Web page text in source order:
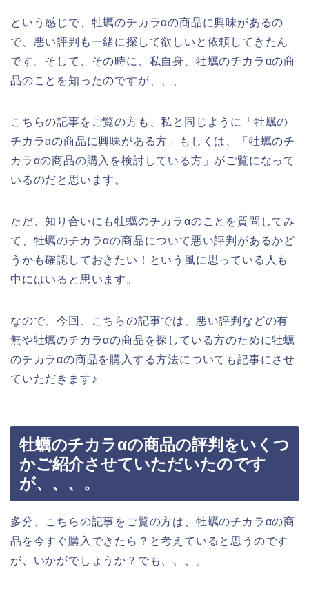
という感じで、牡蠣のチカラαの商品に興味があるの
で、悪い評判も一緒に探して欲しいと依頼してきたん
です。そして、その時に、私自身、牡蠣のチカラαの商
品のことを知ったのですが、、、
こちらの記事をご覧の方も、私と同じように「牡蠣の
チカラαの商品に興味がある方」もしくは、「牡蠣のチ
カラαの商品の購入を検討している方」がご覧になって
いるのだと思います。
ただ、知り合いにも牡蠣のチカラαのことを質問してみ
て、牡蠣のチカラαの商品について悪い評判があるかど
うかも確認しておきたい！という風に思っている人も
中にはいると思います。
なので、今回、こちらの記事では、悪い評判などの有
無や牡蠣のチカラαの商品を探している方のために牡蠣
のチカラαの商品を購入する方法についても記事にさせ
ていただきます♪
牡蠣のチカラαの商品の評判をいくつ
かご紹介させていただいたのです
が、、、。
多分、こちらの記事をご覧の方は、牡蠣のチカラαの商
品を今すぐ購入できたら？と考えていると思うのです
が、いかがでしょうか？でも、、、。